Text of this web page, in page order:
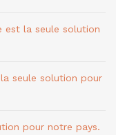
est la seule solution
seule solution pour
pour notre pays.